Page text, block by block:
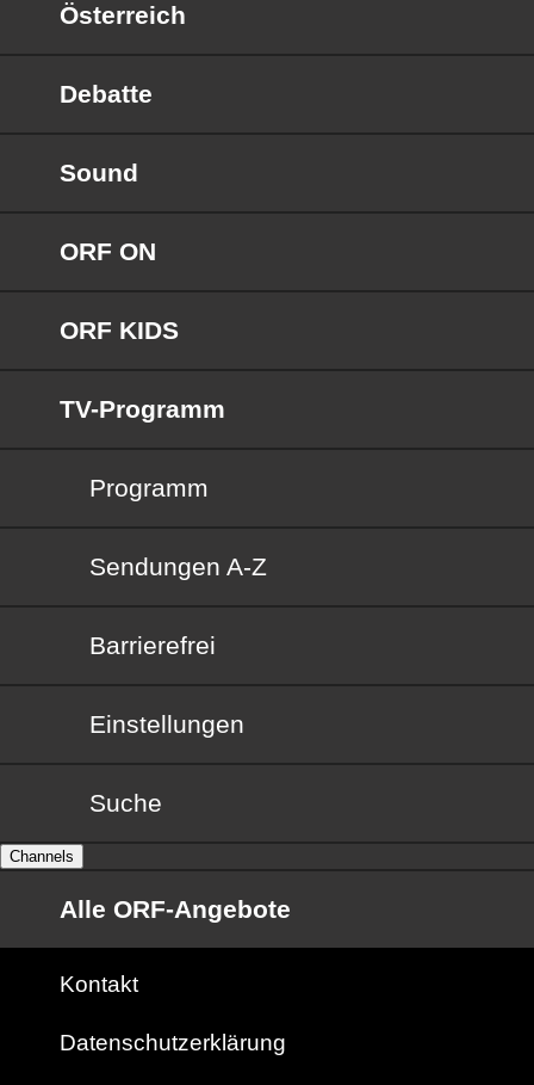
Österreich
Debatte
Sound
ORF ON
ORF KIDS
TV-Programm
Programm
Sendungen von A bis Z
Sendungen A-Z
Barrierefrei
Barrierefrei
Einstellungen
Suche
Channels
Alle ORF-Angebote
Kontakt
Datenschutzerklärung